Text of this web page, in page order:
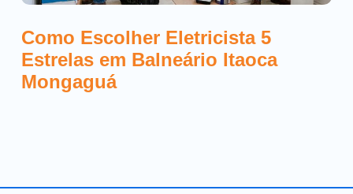
Como Escolher Eletricista 5
Estrelas em Balneário Itaoca
Mongaguá